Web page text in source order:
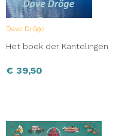
Dave Dröge
Het boek der Kantelingen
€ 39,50